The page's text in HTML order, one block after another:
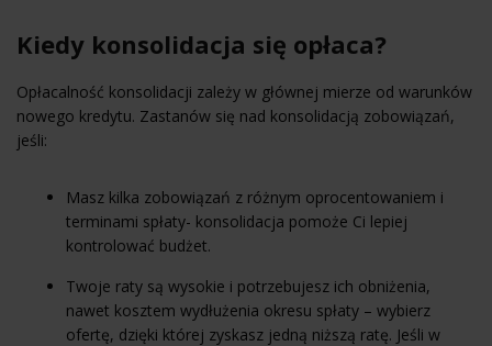
Kiedy konsolidacja się opłaca?
Opłacalność konsolidacji zależy w głównej mierze od warunków
nowego kredytu. Zastanów się nad konsolidacją zobowiązań,
jeśli:
Masz kilka zobowiązań z różnym oprocentowaniem i
terminami spłaty- konsolidacja pomoże Ci lepiej
kontrolować budżet.
Twoje raty są wysokie i potrzebujesz ich obniżenia,
nawet kosztem wydłużenia okresu spłaty – wybierz
ofertę, dzięki której zyskasz jedną niższą ratę. Jeśli w